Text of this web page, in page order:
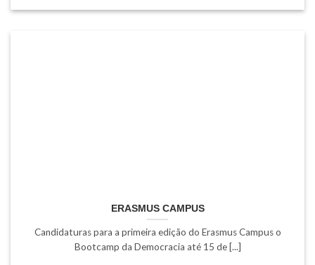
ERASMUS CAMPUS
Candidaturas para a primeira edição do Erasmus Campus o
Bootcamp da Democracia até 15 de [...]